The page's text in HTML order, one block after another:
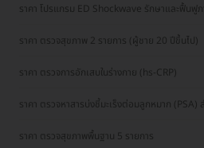
ราคา โปรแกรม ED Shockwave รักษาและฟื้นฟูภ
ราคา ตรวจสุขภาพ 2 รายการ (ผู้ชาย 20 ปีขึ้นไป)
ราคา ตรวจการอักเสบในร่างกาย (hs-CRP)
ราคา ตรวจหาสารบ่งชี้มะเร็งต่อมลูกหมาก (PSA)
ราคา ตรวจสุขภาพพื้นฐาน 5 รายการ